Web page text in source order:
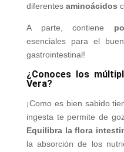
diferentes aminoácidos
A parte, contiene
esenciales para el
gastrointestinal!
¿Conoces los
Vera?
¡Como es bien sabido
ingesta te permite de
Equilibra la flora
la absorción de los